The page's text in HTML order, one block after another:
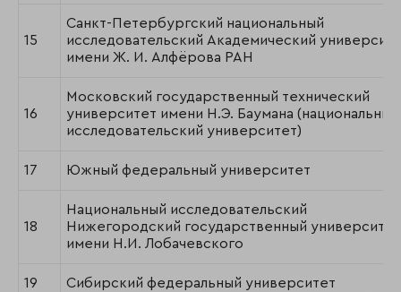
15
Санкт-Петербургский национальный
исследовательский Академический
имени Ж. И. Алфёрова РАН
16
Московский государственный технический
университет имени Н.Э. Баумана (национальный
исследовательский университет)
17 Южный федеральный университет
18
Национальный исследовательский
Нижегородский государственный университет
имени Н.И. Лобачевского
19 Сибирский федеральный университет